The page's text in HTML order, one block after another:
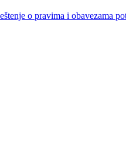
o pravima i obavezama